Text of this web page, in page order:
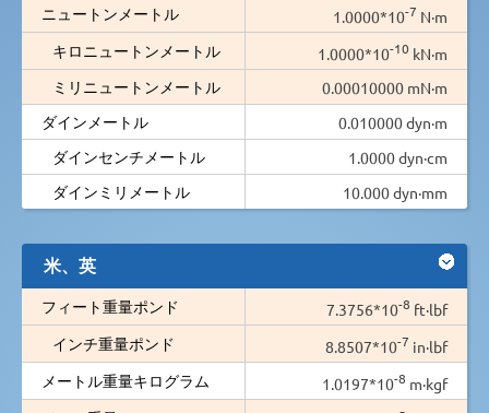
ニュートンメートル 1.0000*10-7 N·m
キロニュートンメートル
1.0000*10-10 kN·m
ミリニュートンメートル
0.00010000 mN·m
ダインメートル
0.010000 dyn·m
ダインセンチメートル
1.0000 dyn·cm
ダインミリメートル
10.000 dyn·mm
米、英
フィート重量ポンド 7.3756*10-8 ft·lbf
インチ重量ポンド
8.8507*10-7 in·lbf
メートル重量キログラム
1.0197*10-8 m·kgf